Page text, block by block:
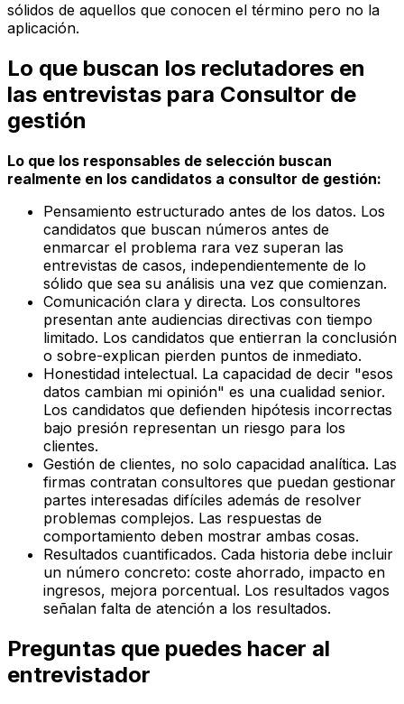
sólidos de aquellos que conocen el término pero no la
aplicación.
Lo que buscan los reclutadores en
las entrevistas para Consultor de
gestión
Lo que los responsables de selección buscan
realmente en los candidatos a consultor de gestión:
Pensamiento estructurado antes de los datos. Los
candidatos que buscan números antes de
enmarcar el problema rara vez superan las
entrevistas de casos, independientemente de lo
sólido que sea su análisis una vez que comienzan.
Comunicación clara y directa. Los consultores
presentan ante audiencias directivas con tiempo
limitado. Los candidatos que entierran la conclusión
o sobre-explican pierden puntos de inmediato.
Honestidad intelectual. La capacidad de decir "esos
datos cambian mi opinión" es una cualidad senior.
Los candidatos que defienden hipótesis incorrectas
bajo presión representan un riesgo para los
clientes.
Gestión de clientes, no solo capacidad analítica. Las
firmas contratan consultores que puedan gestionar
partes interesadas difíciles además de resolver
problemas complejos. Las respuestas de
comportamiento deben mostrar ambas cosas.
Resultados cuantificados. Cada historia debe incluir
un número concreto: coste ahorrado, impacto en
ingresos, mejora porcentual. Los resultados vagos
señalan falta de atención a los resultados.
Preguntas que puedes hacer al
entrevistador